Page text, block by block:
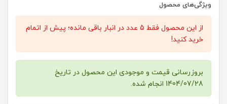
ویژگی‌های محصول
از این محصول فقط 5 عدد در انبار باقی مانده؛ پیش از اتمام
خرید کنید!
بروزرسانی قیمت و موجودی این محصول در تاریخ
1404/07/28 انجام شده.